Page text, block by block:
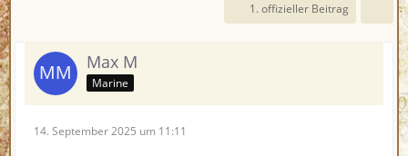
1. offizieller Beitrag
Max M
Marine
14. September 2025 um 11:11